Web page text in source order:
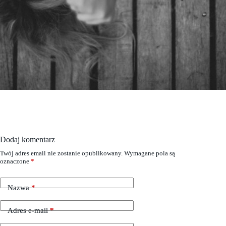
Dodaj komentarz
Twój adres email nie zostanie opublikowany. Wymagane pola są
oznaczone *
Nazwa*
Adres e-mail*